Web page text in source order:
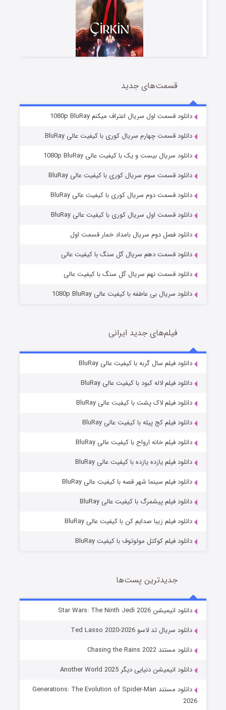
سریال زشت
قسمت2 (زیرنویس) منتشر شد
مردگان متحرک: شهر مرده ۳
قسمت2 (زیرنویس) منتشر شد
قسمت7 (زیرنویس) منتشر شد
خاندان اژدها فصل ۳
قسمت‌های جدید
دانلود قسمت اول سریال اعتراف میکنم 1080p BluRay
دانلود قسمت چهارم سریال کوری با کیفیت عالی BluRay
دانلود سریال بیست و یک با کیفیت عالی 1080p BluRay
دانلود قسمت سوم سریال کوری با کیفیت عالی BluRay
دانلود قسمت دوم سریال کوری با کیفیت عالی BluRay
دانلود قسمت اول سریال کوری با کیفیت عالی BluRay
دانلود فصل دوم سریال بامداد خمار قسمت اول
دانلود قسمت دهم سریال گل سنگ با کیفیت عالی
دانلود قسمت نهم سریال گل سنگ با کیفیت عالی
دانلود سریال بی عاطفه با کیفیت عالی 1080p BluRay
فیلم‌های جدید ایرانی
دانلود فیلم سال گربه با کیفیت عالی BluRay
دانلود فیلم لاله کبود با کیفیت عالی BluRay
دانلود فیلم لاک پشت با کیفیت عالی BluRay
دانلود فیلم کج‌ پیله با کیفیت عالی BluRay
دانلود فیلم خانه ارواح با کیفیت عالی BluRay
دانلود فیلم یازده یازده با کیفیت عالی BluRay
دانلود فیلم سینما شهر قصه با کیفیت عالی BluRay
دانلود فیلم پیشمرگ با کیفیت عالی BluRay
دانلود فیلم زیبا صدایم کن با کیفیت عالی BluRay
دانلود فیلم کوکتل مولوتوف با کیفیت BluRay
جدیدترین پست‌ها
دانلود انیمیشن Star Wars: The Ninth Jedi 2026
دانلود سریال تد لاسو Ted Lasso 2020-2026
دانلود مستند Chasing the Rains 2022
دانلود انیمیشن دنیایی دیگر Another World 2025
دانلود مستند Generations: The Evolution of Spider-Man
2026